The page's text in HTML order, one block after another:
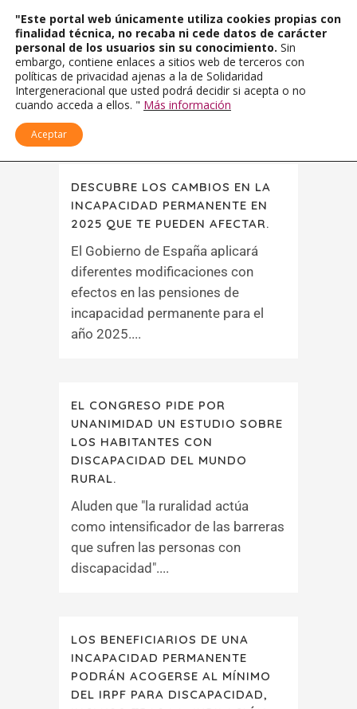
DESCUBRE LOS CAMBIOS EN LA
INCAPACIDAD PERMANENTE EN
2025 QUE TE PUEDEN AFECTAR.
El Gobierno de España aplicará
diferentes modificaciones con
efectos en las pensiones de
incapacidad permanente para el
año 2025....
EL CONGRESO PIDE POR
UNANIMIDAD UN ESTUDIO SOBRE
LOS HABITANTES CON
DISCAPACIDAD DEL MUNDO
RURAL.
Aluden que "la ruralidad actúa
como intensificador de las barreras
que sufren las personas con
discapacidad"....
LOS BENEFICIARIOS DE UNA
INCAPACIDAD PERMANENTE
PODRÁN ACOGERSE AL MÍNIMO
DEL IRPF PARA DISCAPACIDAD,
"Este portal web únicamente utiliza cookies propias con
finalidad técnica, no recaba ni cede datos de carácter
personal de los usuarios sin su conocimiento. Sin
embargo, contiene enlaces a sitios web de terceros con
políticas de privacidad ajenas a la de Solidaridad
Intergeneracional que usted podrá decidir si acepta o no
cuando acceda a ellos. " Más información
Aceptar